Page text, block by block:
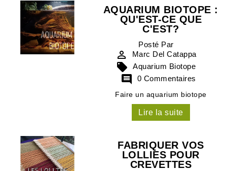
AQUARIUM BIOTOPE :
QU'EST-CE QUE
C'EST?
Posté Par
 Marc Del Catappa
 Aquarium Biotope
 0 Commentaires
Faire un aquarium biotope
Lire la suite
FABRIQUER VOS
LOLLIES POUR
CREVETTES